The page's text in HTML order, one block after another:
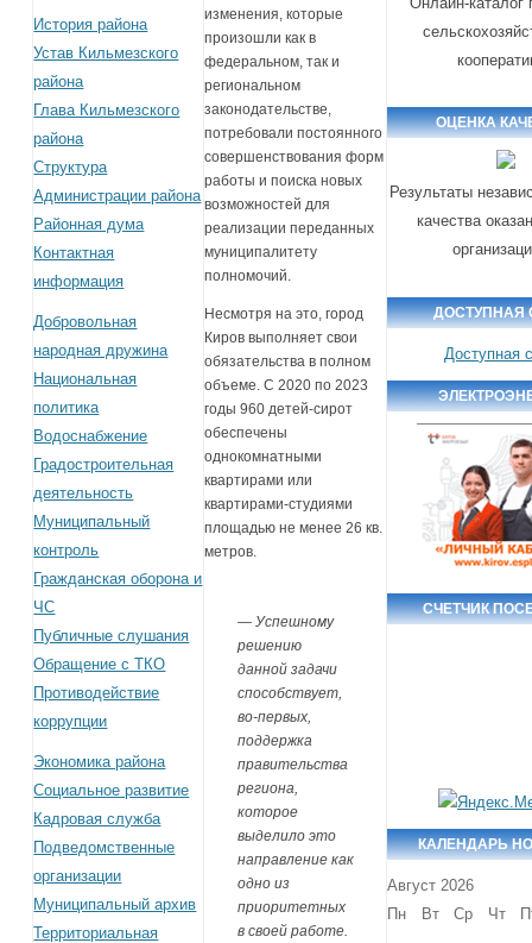
История района
Устав Кильмезского
района
Глава Кильмезского
района
Структура
Администрации района
Районная дума
Контактная
информация
Добровольная
народная дружина
Национальная
политика
Водоснабжение
Градостроительная
деятельность
Муниципальный
контроль
Гражданская оборона и
ЧС
Публичные слушания
Обращение с ТКО
Противодействие
коррупции
Экономика района
Социальное развитие
Кадровая служба
Подведомственные
организации
Муниципальный архив
Территориальная
изменения, которые
произошли как в
федеральном, так и
региональном
законодательстве,
потребовали постоянного
совершенствования форм
работы и поиска новых
возможностей для
реализации переданных
муниципалитету
полномочий.
Несмотря на это, город
Киров выполняет свои
обязательства в полном
объеме. С 2020 по 2023
годы 960 детей-сирот
обеспечены
однокомнатными
квартирами или
квартирами-студиями
площадью не менее 26 кв.
метров.
— Успешному
решению
данной задачи
способствует,
во-первых,
поддержка
правительства
региона,
которое
выделило это
направление как
одно из
приоритетных
в своей работе.
ОЦЕНКА
Результаты
качества
ДОСТУПНАЯ
Доступная
СЧЕТЧИК
КАЛЕНДАРЬ
Август 2026
Пн
Вт Ср Чт